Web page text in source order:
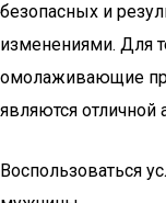
безопасных и
изменениями. Для
омолаживающие
являются отличной
Воспользоваться